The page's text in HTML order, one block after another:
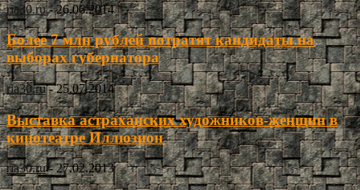
ria30.ru - 26.06.2014
Более 7 млн рублей потратят кандидаты на
выборах губернатора
ria30.ru - 25.07.2014
Выставка астраханских художников-женщин в
кинотеатре Иллюзион
ria30.ru - 27.02.2013